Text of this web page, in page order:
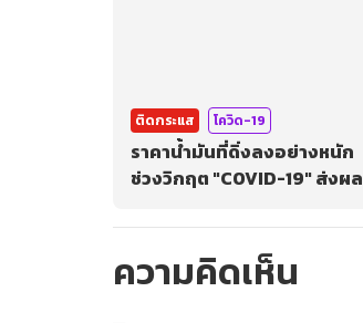
ติดกระแส โควิด-19
ราคาน้ำมันที่ดิ่งลงอย่างหนัก
ช่วงวิกฤต "COVID-19" ส่งผล
ความคิดเห็น